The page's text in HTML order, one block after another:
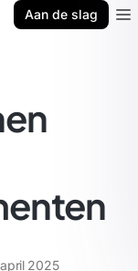
Aan de slag
2025